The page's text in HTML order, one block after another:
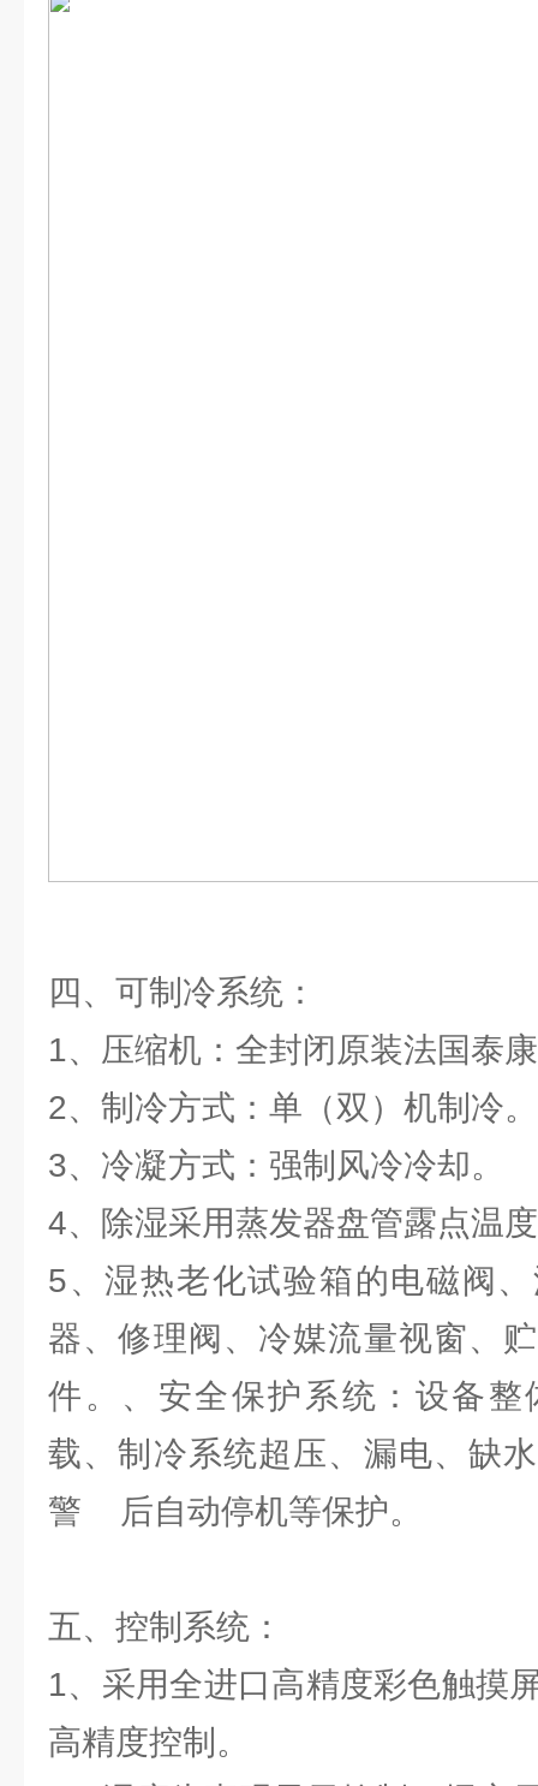
四、可制冷系统：
1、压缩机：全封闭原装法国泰
2、制冷方式：单（双）机制冷。
3、冷凝方式：强制风冷冷却。
4、除湿采用蒸发器盘管露点温
5、湿热老化试验箱的电磁阀
器、修理阀、冷媒流量视窗、
件。、安全保护系统：设备整
载、制冷系统超压、漏电、缺
警 后自动停机等保护。
五、控制系统：
1、采用全进口高精度彩色触摸
高精度控制。